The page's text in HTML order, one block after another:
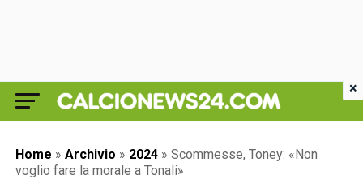
Home » Archivio » 2024 » Scommesse, Toney: «Non
voglio fare la morale a Tonali»
×